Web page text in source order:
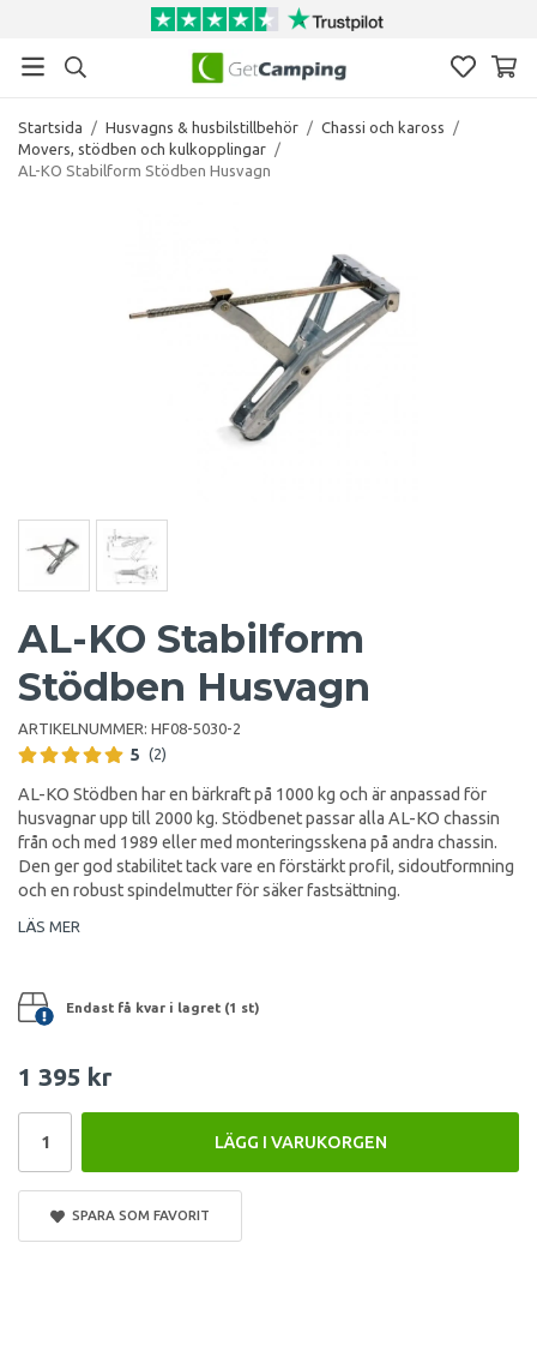
Startsida / Husvagns & husbilstillbehör / Chassi och kaross
/
Movers, stödben och kulkopplingar /
AL-KO Stabilform Stödben Husvagn
AL-KO Stabilform
Stödben Husvagn
ARTIKELNUMMER: HF08-5030-2
5 (2)
AL-KO Stödben har en bärkraft på 1000 kg och är anpassad för
husvagnar upp till 2000 kg. Stödbenet passar alla AL-KO chassin
från och med 1989 eller med monteringsskena på andra chassin.
Den ger god stabilitet tack vare en förstärkt profil, sidoutformning
och en robust spindelmutter för säker fastsättning.
LÄS MER
Endast få kvar i lagret (1 st)
1 395 kr
LÄGG I VARUKORGEN
SPARA SOM FAVORIT